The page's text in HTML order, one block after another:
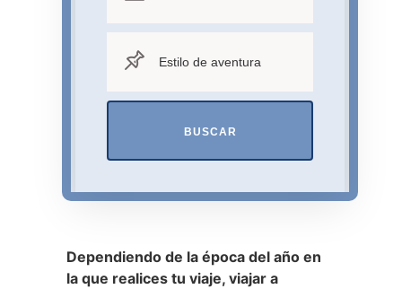
BUSCAR
Dependiendo de la época del año en
la que realices tu viaje, viajar a